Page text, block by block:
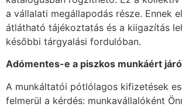
a vállalati megállapodás része. Ennek
átlátható tájékoztatás és a kiigazítás
későbbi tárgyalási fordulóban.
Adómentes-e a piszkos munkáért
A munkáltatói pótlólagos kifizetések
felmerül a kérdés: munkavállalóként